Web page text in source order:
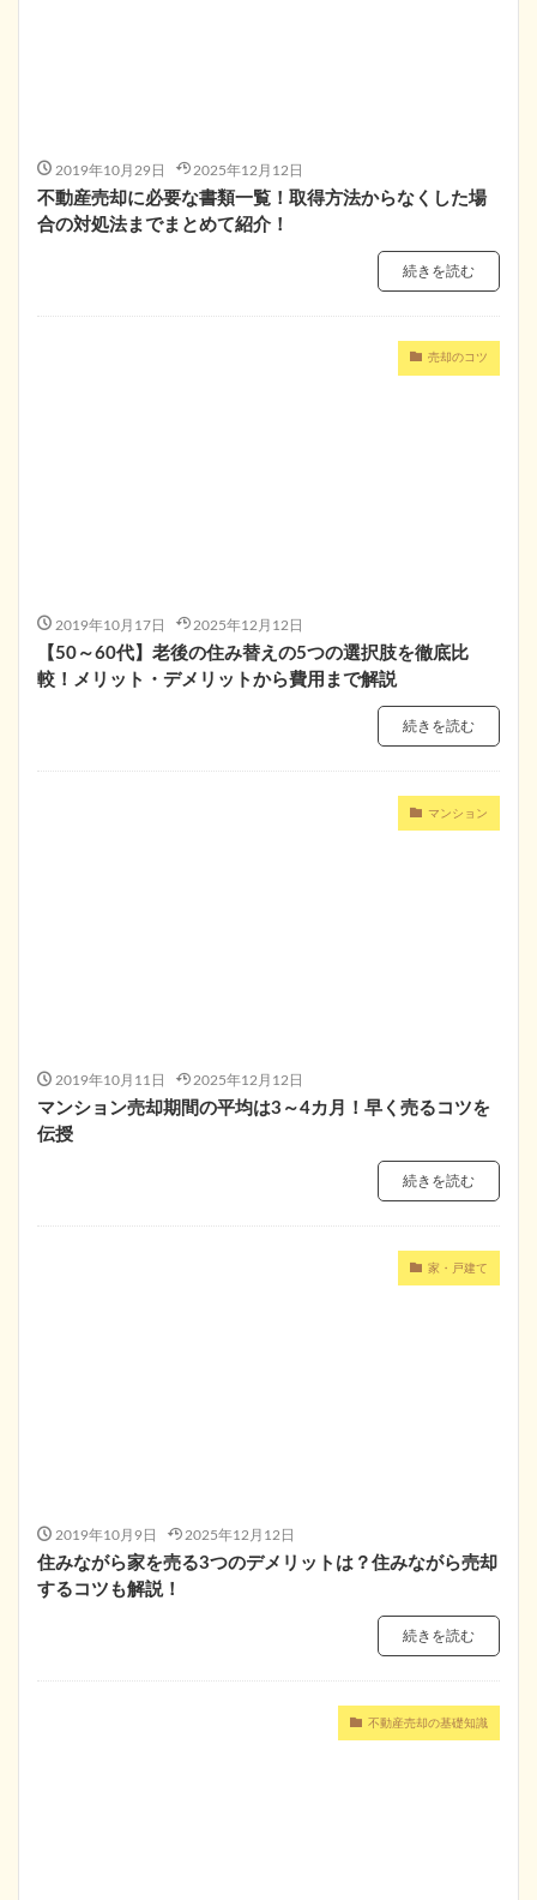
2019年10月29日 2025年12月12日
不動産売却に必要な書類一覧！取得方法からなくした場
合の対処法までまとめて紹介！
続きを読む
売却のコツ
2019年10月17日 2025年12月12日
【50～60代】老後の住み替えの5つの選択肢を徹底比
較！メリット・デメリットから費用まで解説
続きを読む
マンション
2019年10月11日 2025年12月12日
マンション売却期間の平均は3～4カ月！早く売るコツを
伝授
続きを読む
家・戸建て
2019年10月9日 2025年12月12日
住みながら家を売る3つのデメリットは？住みながら売却
するコツも解説！
続きを読む
不動産売却の基礎知識